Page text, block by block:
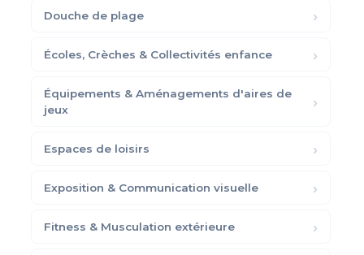
Douche de plage
Écoles, Crèches & Collectivités enfance
Équipements & Aménagements d'aires de
jeux
Espaces de loisirs
Exposition & Communication visuelle
Fitness & Musculation extérieure